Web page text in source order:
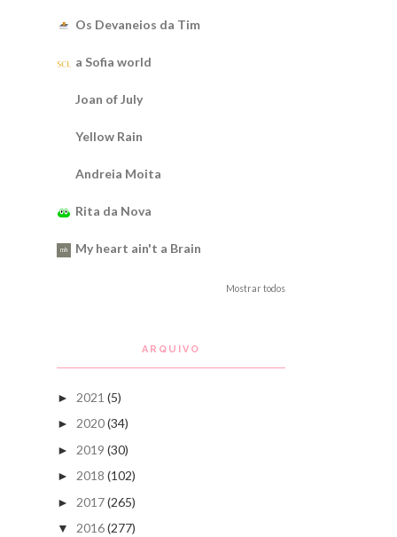
Os Devaneios da Tim
a Sofia world
Joan of July
Yellow Rain
Andreia Moita
Rita da Nova
My heart ain't a Brain
Mostrar todos
ARQUIVO
► 2021 (5)
► 2020(34)
► 2019 (30)
► 2018 (102)
► 2017(265)
▼ 2016(277)